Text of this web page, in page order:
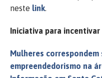
neste link.
Iniciativa para
Mulheres correspondem
empreendedorismo na